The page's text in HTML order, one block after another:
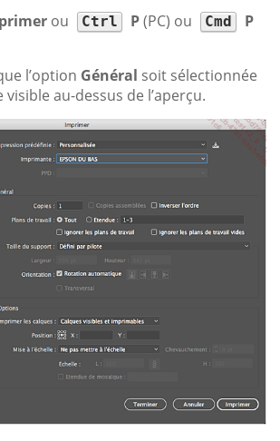
ou Ctrl P(PC) ou Cmd
P
l’option Général soit sélectionnée
visible au-dessus de l’aperçu.